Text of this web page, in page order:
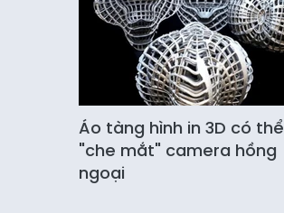
Áo tàng hình in 3D có thể
"che mắt" camera hồng
ngoại